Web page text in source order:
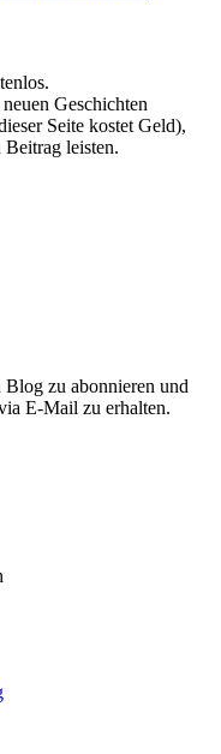
Geschichten
Seite kostet Geld),
Beitrag leisten.
zu abonnieren und
E-Mail zu erhalten.